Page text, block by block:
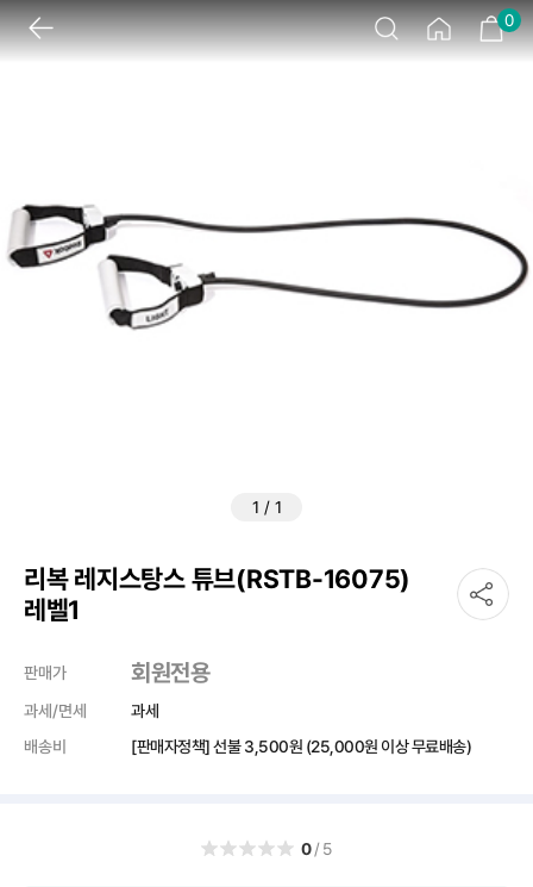
0
1 / 1
리복 레지스탕스 튜브(RSTB-16075)
레벨1
판매가 회원전용
과세/면세
과세
배송비
[판매자정책] 선불 3,500원 (25,000원 이상 무료배송)
0/5